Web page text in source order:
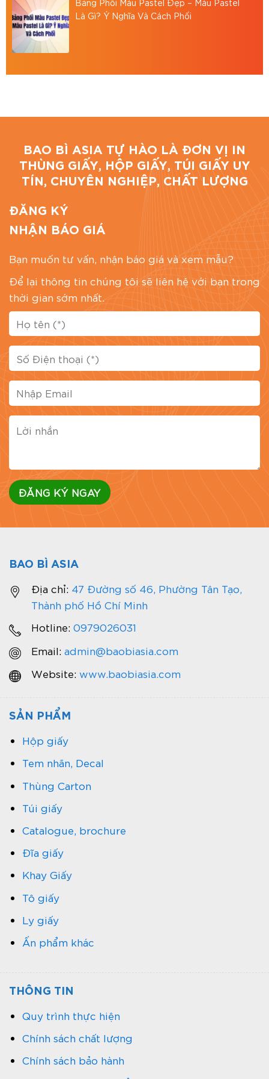
Đánh giá bài viết
Bảng Phối Màu Pastel Đẹp – Màu Pastel
Là Gì? Ý Nghĩa Và Cách Phối
BAO BÌ ASIA TỰ HÀO LÀ ĐƠN VỊ IN
THÙNG GIẤY, HỘP GIẤY, TÚI GIẤY UY
TÍN, CHUYÊN NGHIỆP, CHẤT LƯỢNG
ĐĂNG KÝ
NHẬN BÁO GIÁ
Bạn muốn tư vấn, nhận báo giá và xem mẫu?
Để lại thông tin chúng tôi sẽ liên hệ với bạn trong
thời gian sớm nhất.
BAO BÌ ASIA
Địa chỉ: 47 Đường số 46, Phường Tân Tạo,
Thành phố Hồ Chí Minh
Hotline: 0979026031
Email: admin@baobiasia.com
Website: www.baobiasia.com
SẢN PHẨM
Hộp giấy
Tem nhãn, Decal
Thùng Carton
Túi giấy
Catalogue, brochure
Đĩa giấy
Khay Giấy
Tô giấy
Ly giấy
Ấn phẩm khác
THÔNG TIN
Quy trình thực hiện
Chính sách chất lượng
Chính sách bảo hành